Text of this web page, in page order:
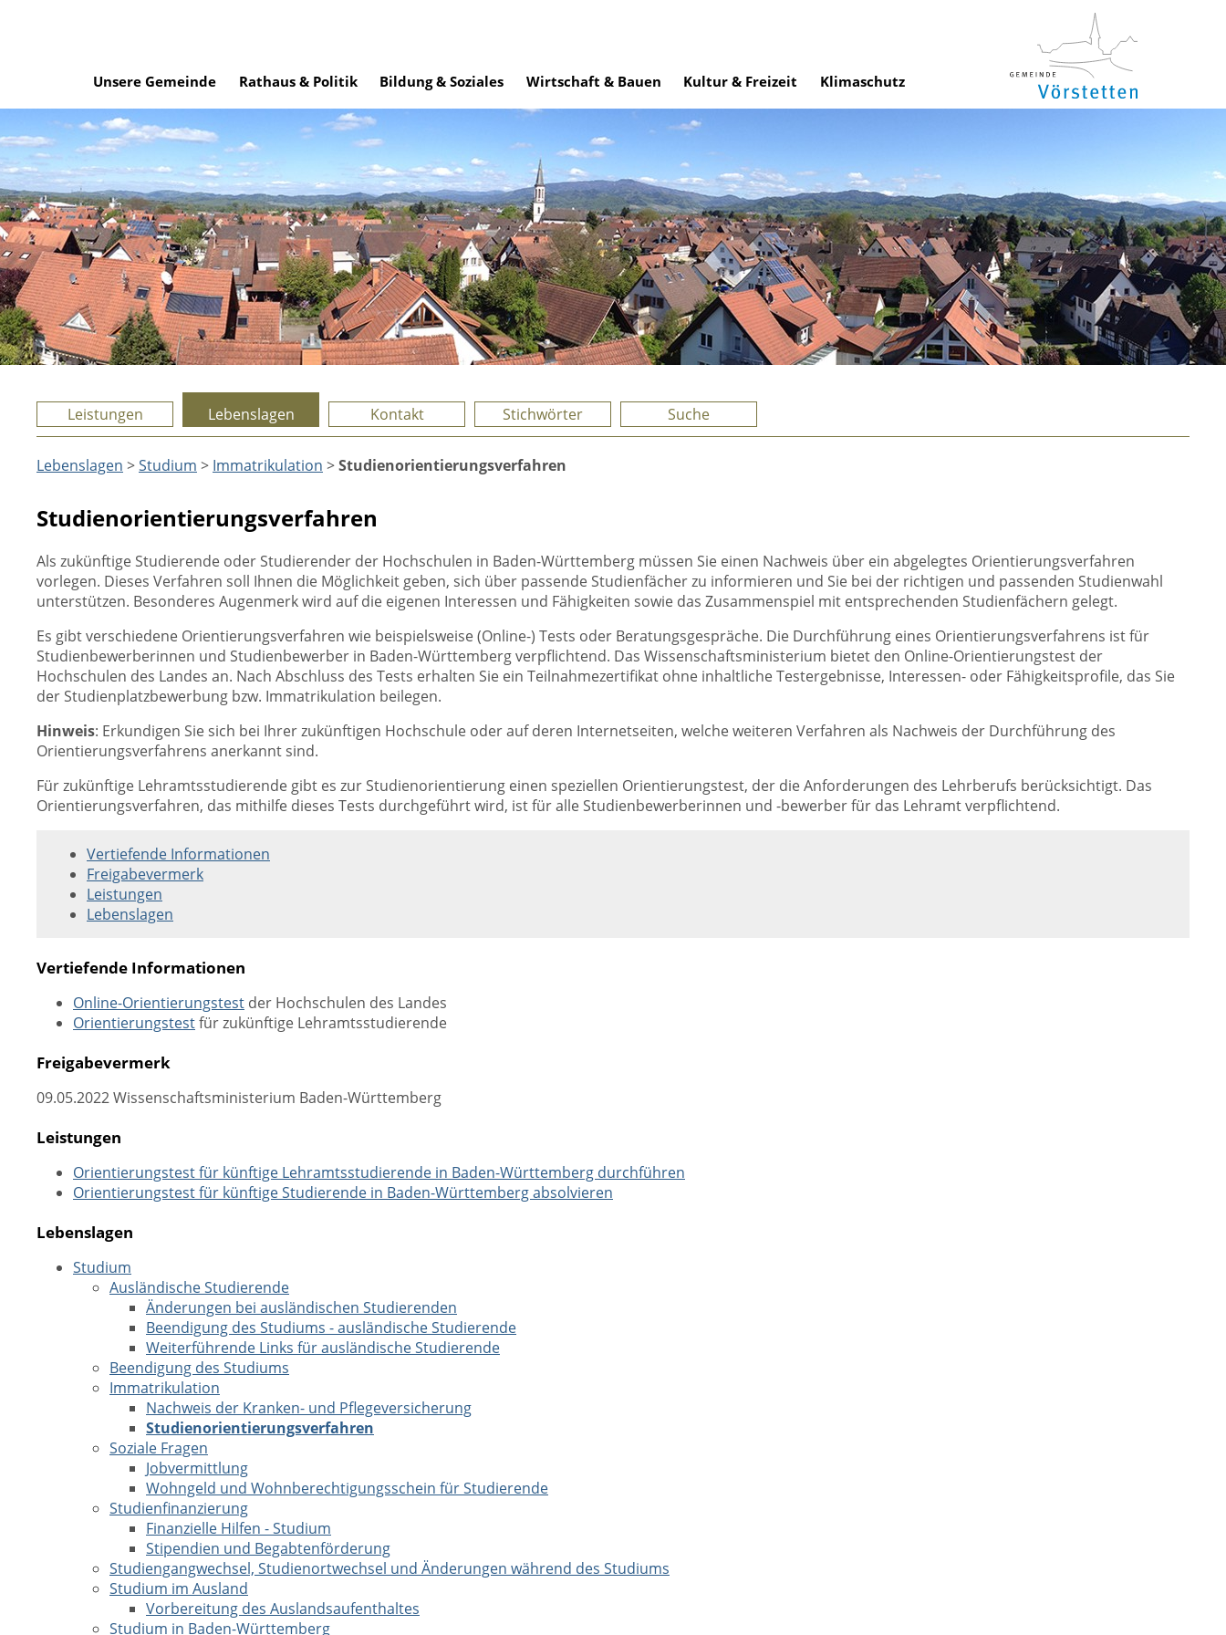
Unsere Gemeinde Rathaus & Politik Bildung & Soziales Wirtschaft & Bauen Kultur & Freizeit Klimaschutz
Leistungen Lebenslagen Kontakt Stichwörter Suche
Lebenslagen >Studium > Immatrikulation >Studienorientierungsverfahren
Studienorientierungsverfahren
Als zukünftige Studierende oder Studierender der Hochschulen in Baden-Württemberg müssen Sie einen Nachweis über ein abgelegtes Orientierungsverfahren
vorlegen. Dieses Verfahren soll Ihnen die Möglichkeit geben, sich über passende Studienfächer zu informieren und Sie bei der richtigen und passenden Studienwahl
unterstützen. Besonderes Augenmerk wird auf die eigenen Interessen und Fähigkeiten sowie das Zusammenspiel mit entsprechenden Studienfächern gelegt.
Es gibt verschiedene Orientierungsverfahren wie beispielsweise (Online-) Tests oder Beratungsgespräche. Die Durchführung eines Orientierungsverfahrens ist für
Studienbewerberinnen und Studienbewerber in Baden-Württemberg verpflichtend. Das Wissenschaftsministerium bietet den Online-Orientierungstest der
Hochschulen des Landes an. Nach Abschluss des Tests erhalten Sie ein Teilnahmezertifikat ohne inhaltliche Testergebnisse, Interessen- oder Fähigkeitsprofile, das Sie
der Studienplatzbewerbung bzw. Immatrikulation beilegen.
Hinweis: Erkundigen Sie sich bei Ihrer zukünftigen Hochschule oder auf deren Internetseiten, welche weiteren Verfahren als Nachweis der Durchführung des
Orientierungsverfahrens anerkannt sind.
Für zukünftige Lehramtsstudierende gibt es zur Studienorientierung einen speziellen Orientierungstest, der die Anforderungen des Lehrberufs berücksichtigt. Das
Orientierungsverfahren, das mithilfe dieses Tests durchgeführt wird, ist für alle Studienbewerberinnen und -bewerber für das Lehramt verpflichtend.
Vertiefende Informationen
Freigabevermerk
Leistungen
Lebenslagen
Vertiefende Informationen
Online-Orientierungstest der Hochschulen des Landes
Orientierungstestfür zukünftige Lehramtsstudierende
Freigabevermerk
09.05.2022 Wissenschaftsministerium Baden-Württemberg
Leistungen
Orientierungstest für künftige Lehramtsstudierende in Baden-Württemberg durchführen
Orientierungstest für künftige Studierende in Baden-Württemberg absolvieren
Lebenslagen
Studium
Ausländische Studierende
Änderungen bei ausländischen Studierenden
Beendigung des Studiums - ausländische Studierende
Weiterführende Links für ausländische Studierende
Beendigung des Studiums
Immatrikulation
Nachweis der Kranken- und Pflegeversicherung
Studienorientierungsverfahren
Soziale Fragen
Jobvermittlung
Wohngeld und Wohnberechtigungsschein für Studierende
Studienfinanzierung
Finanzielle Hilfen - Studium
Stipendien und Begabtenförderung
Studiengangwechsel, Studienortwechsel und Änderungen während des Studiums
Studium im Ausland
Vorbereitung des Auslandsaufenthaltes
Studium in Baden-Württemberg